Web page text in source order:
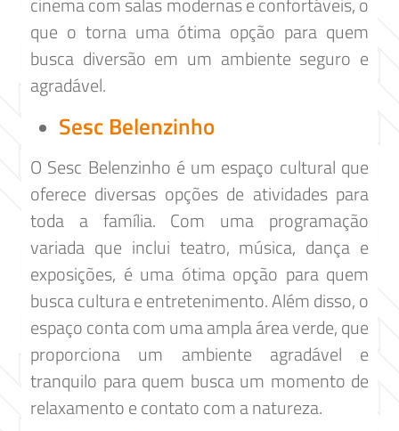
que o torna uma ótima opção para quem
busca diversão em um ambiente seguro e
agradável.
Sesc Belenzinho
O Sesc Belenzinho é um espaço cultural que
oferece diversas opções de atividades para
toda a família. Com uma programação
variada que inclui teatro, música, dança e
exposições, é uma ótima opção para quem
busca cultura e entretenimento. Além disso, o
espaço conta com uma ampla área verde, que
proporciona um ambiente agradável e
tranquilo para quem busca um momento de
relaxamento e contato com a natureza.